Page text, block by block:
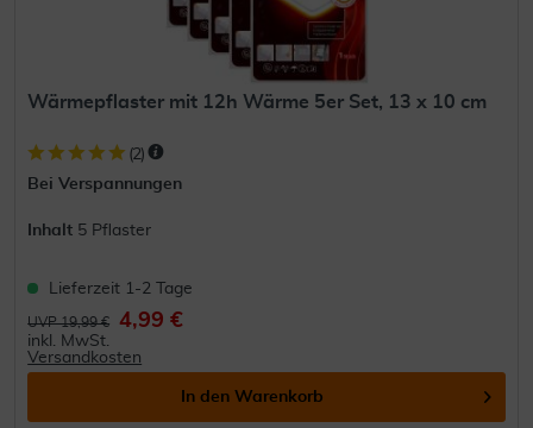
Wärmepflaster mit 12h Wärme 5er Set, 13 x 10 cm
(2)
Bei Verspannungen
Inhalt 5 Pflaster
Lieferzeit 1-2 Tage
UVP 19,99 € 4,99 €
inkl. MwSt.
Versandkosten
In den Warenkorb